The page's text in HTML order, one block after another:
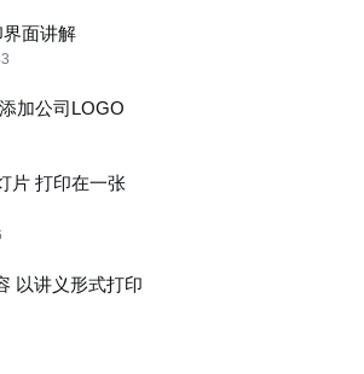
面讲解
加公司LOGO
片 打印在一张
以讲义形式打印